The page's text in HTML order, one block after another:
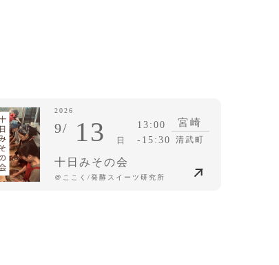
2026
9/ 13 日
13:00
-15:30
宮崎
清武町
十日みその会
＠ここく/発酵スイーツ研究所